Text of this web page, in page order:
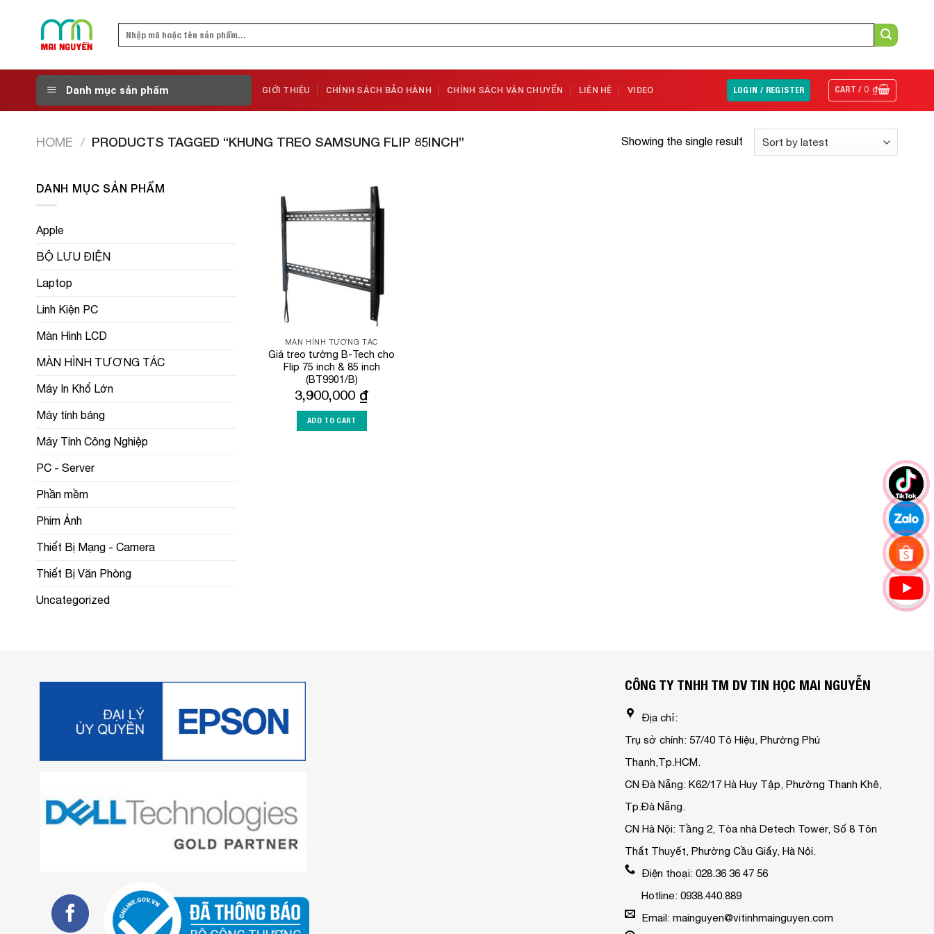
Search
Danh mục sản phẩm GIỚI THIỆU CHÍNH SÁCH BẢO HÀNH CHÍNH SÁCH VẬN CHUYỂN LIÊN HỆ VIDEO LOGIN / REGISTER CART /0₫
HOME / PRODUCTS TAGGED “KHUNG TREO SAMSUNG FLIP 85INCH” Showing the single result
DANH MỤC SẢN PHẨM
Apple
BỘ LƯU ĐIỆN
Laptop
Linh Kiện PC
Màn Hình LCD
MÀN HÌNH TƯƠNG TÁC
Máy In Khổ Lớn
Máy tính bảng
Máy Tính Công Nghiệp
PC - Server
Phần mềm
Phim Ảnh
Thiết Bị Mạng - Camera
Thiết Bị Văn Phòng
Uncategorized
Add to
Wishlist
MÀN HÌNH TƯƠNG TÁC
Giá treo tường B-Tech cho
Flip 75 inch & 85 inch
(BT9901/B)
3,900,000 ₫
ADD TO CART
CÔNG TY TNHH TM DV TIN HỌC MAI NGUYỄN
Địa chỉ:
Trụ sở chính: 57/40 Tô Hiệu, Phường Phú
Thạnh,Tp.HCM.
CN Đà Nẵng: K62/17 Hà Huy Tập, Phường Thanh Khê,
Tp.Đà Nẵng.
CN Hà Nội: Tầng 2, Tòa nhà Detech Tower, Số 8 Tôn
Thất Thuyết, Phường Cầu Giấy, Hà Nội.
Điện thoại: 028.36 36 47 56
Hotline: 0938.440.889
Email: mainguyen@vitinhmainguyen.com